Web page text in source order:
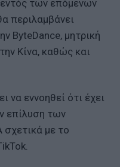
των επόμενων
περιλαμβάνει
ByteDance, μητρική
Κίνα, καθώς και
να εννοηθεί ότι έχει
επίλυση των
με το